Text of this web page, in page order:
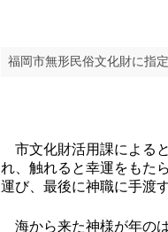
福岡市無形民俗文化財に指
市文化財活用課による
れ、触れると幸運をもた
運び、最後に神職に手渡
海から来た神様が年の